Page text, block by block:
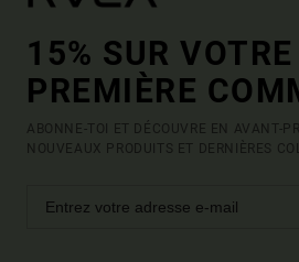
15% SUR VOTRE
PREMIÈRE
ABONNE-TOI ET DÉCOUVRE EN AVANT-
NOUVEAUX PRODUITS ET DERNIÈRES